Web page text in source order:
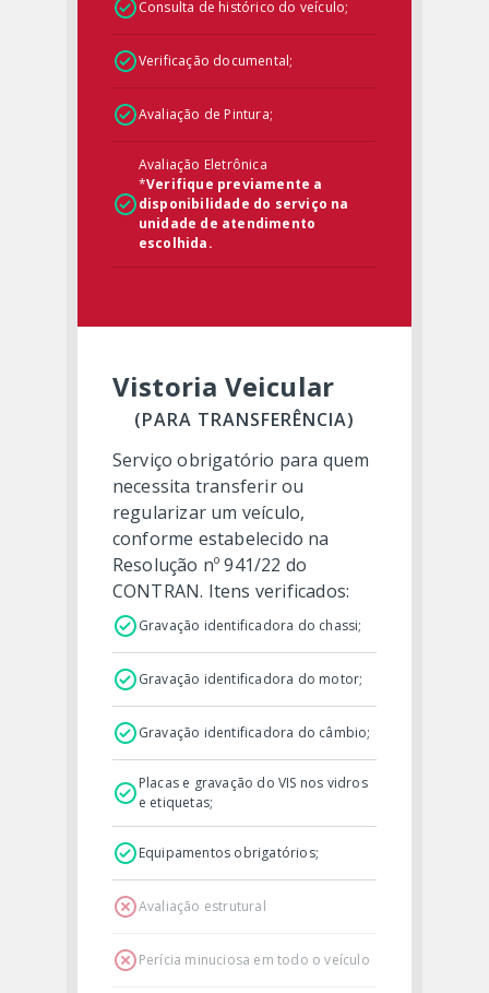
Consulta de histórico do veículo;
Verificação documental;
Avaliação de Pintura;
Avaliação Eletrônica
*Verifique previamente a
disponibilidade do serviço na
unidade de atendimento
escolhida.
Vistoria Veicular
(PARA TRANSFERÊNCIA)
Serviço obrigatório para quem
necessita transferir ou
regularizar um veículo,
conforme estabelecido na
Resolução nº 941/22 do
CONTRAN. Itens verificados:
Gravação identificadora do chassi;
Gravação identificadora do motor;
Gravação identificadora do câmbio;
Placas e gravação do VIS nos vidros
e etiquetas;
Equipamentos obrigatórios;
Avaliação estrutural
Perícia minuciosa em todo o veículo